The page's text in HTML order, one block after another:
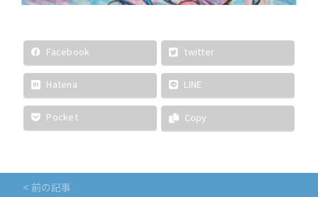
Facebook twitter
Hatena LINE
Pocket Copy
< 前の記事